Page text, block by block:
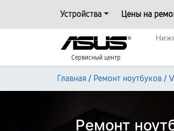
Устройства Цены на
Сервисный центр
Главная / Ремонт ноутбуков /
Ремонт